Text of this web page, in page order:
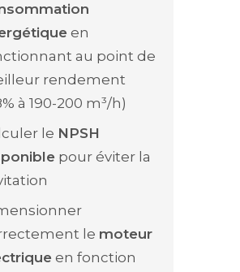
en
au point de
rendement
à 190-200 m³/h)
le NPSH
pour éviter la
le moteur
en fonction